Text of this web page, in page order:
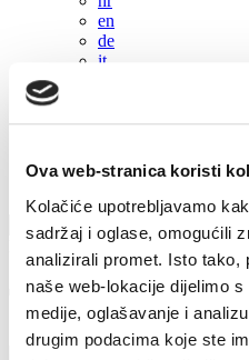
Ova web-stranica koristi
Kolačiće upotrebljavamo
sadržaj i oglase, omogućili
analizirali promet. Isto tako,
naše web-lokacije dijelimo
medije, oglašavanje i
drugim podacima koje ste
en
de
it
cs
it
Privátní ubytování
Tomislav Gudić
Basina